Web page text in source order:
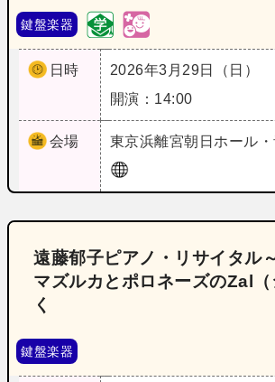
鍵盤楽器
日時
2026年3月29日（日）
開演：14:00
会場 東京浜離宮朝日ホール
遠藤郁子ピアノ・リサイタル
マズルカとポロネーズのZal
く
鍵盤楽器